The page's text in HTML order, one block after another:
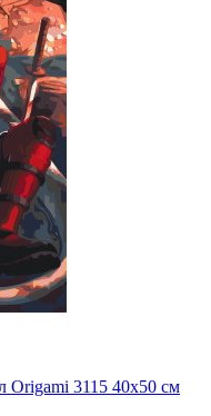
Origami 3115 40x50 см